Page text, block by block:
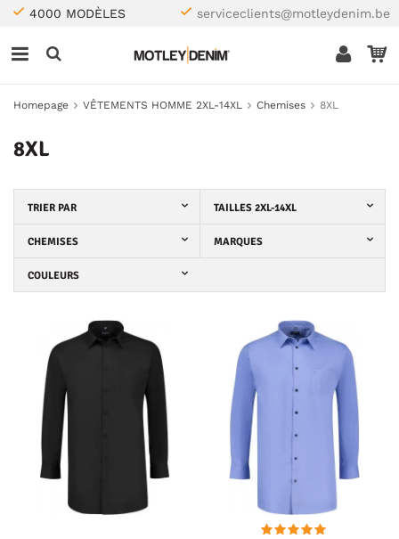
4000 MODÈLES serviceclients@motleydenim.be
Homepage VÊTEMENTS HOMME 2XL-14XL Chemises 8XL
8XL
TRIER PAR TAILLES 2XL-14XL
CHEMISES MARQUES
COULEURS